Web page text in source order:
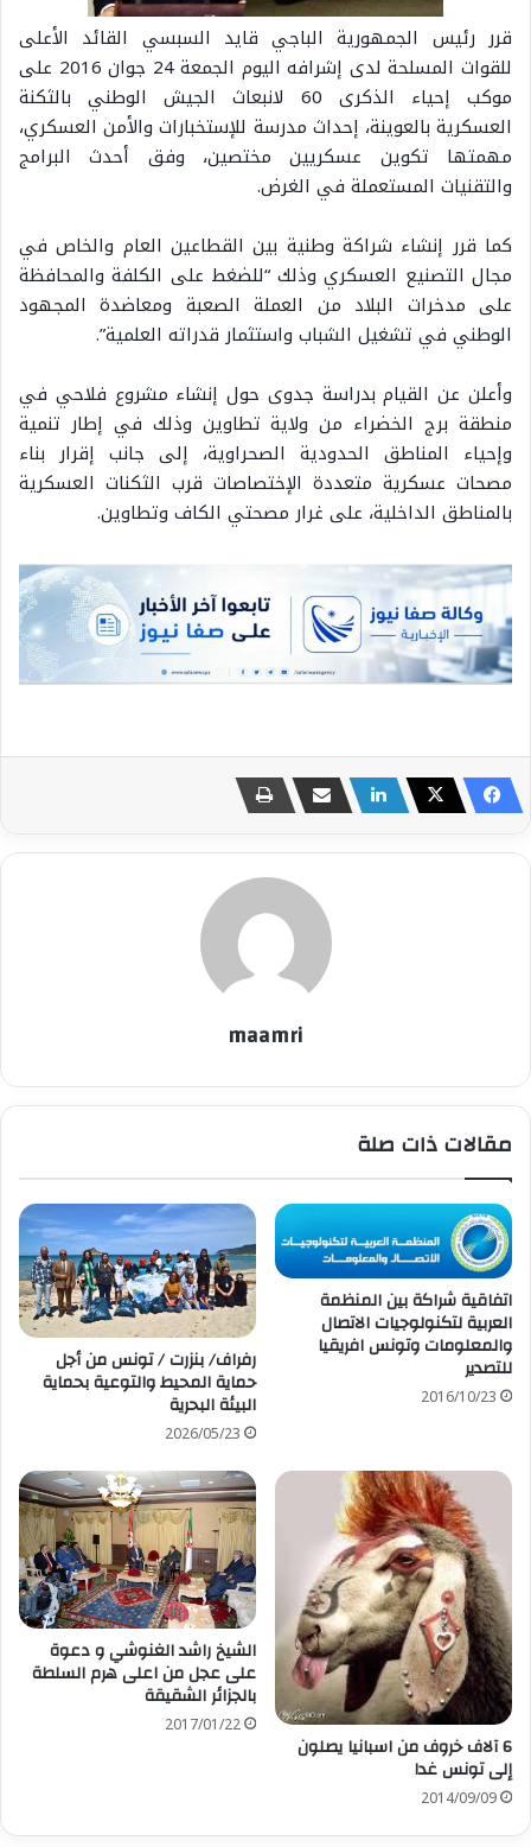
قرر رئيس الجمهورية الباجي قايد السبسي القائد الأعلى
للقوات المسلحة لدى إشرافه اليوم الجمعة 24 جوان 2016 على
موكب إحياء الذكرى 60 لانبعاث الجيش الوطني بالثكنة
العسكرية بالعوينة، إحداث مدرسة للإستخبارات والأمن العسكري،
مهمتها تكوين عسكريين مختصين، وفق أحدث البرامج
والتقنيات المستعملة في الغرض.
كما قرر إنشاء شراكة وطنية بين القطاعين العام والخاص في
مجال التصنيع العسكري وذلك “للضغط على الكلفة والمحافظة
على مدخرات البلاد من العملة الصعبة ومعاضدة المجهود
الوطني في تشغيل الشباب واستثمار قدراته العلمية”.
وأعلن عن القيام بدراسة جدوى حول إنشاء مشروع فلاحي في
منطقة برج الخضراء من ولاية تطاوين وذلك في إطار تنمية
وإحياء المناطق الحدودية الصحراوية، إلى جانب إقرار بناء
مصحات عسكرية متعددة الإختصاصات قرب الثكنات العسكرية
بالمناطق الداخلية، على غرار مصحتي الكاف وتطاوين.
maamri
مقالات ذات صلة
اتفاقية شراكة بين المنظمة
العربية لتكنولوجيات الاتصال
والمعلومات وتونس افريقيا
للتصدير
2016/10/23
رفراف/ بنزرت / تونس من أجل
حماية المحيط والتوعية بحماية
البيئة البحرية
2026/05/23
6 آلاف خروف من اسبانيا يصلون
إلى تونس غدا
2014/09/09
الشيخ راشد الغنوشي و دعوة
على عجل من اعلى هرم السلطة
بالجزائر الشقيقة
2017/01/22